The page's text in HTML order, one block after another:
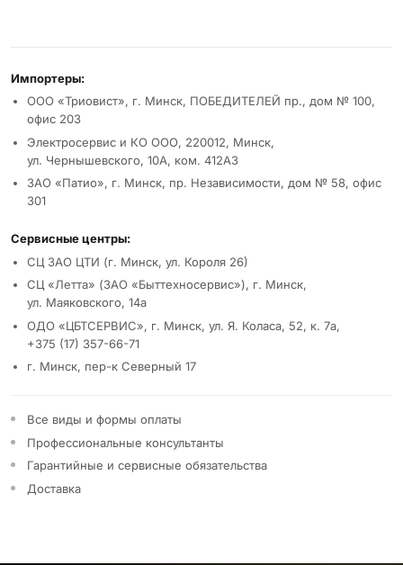
Реквизиты и условия
Импортеры:
ООО «Триовист», г. Минск, ПОБЕДИТЕЛЕЙ пр., дом № 100,
офис 203
Электросервис и КО ООО, 220012, Минск,
ул. Чернышевского, 10А, ком. 412А3
ЗАО «Патио», г. Минск, пр. Независимости, дом № 58, офис
301
Сервисные центры:
СЦ ЗАО ЦТИ (г. Минск, ул. Короля 26)
СЦ «Летта» (ЗАО «Быттехносервис»), г. Минск,
ул. Маяковского, 14а
ОДО «ЦБТСЕРВИС», г. Минск, ул. Я. Коласа, 52, к. 7а,
+375 (17) 357-66-71
г. Минск, пер-к Северный 17
Все виды и формы оплаты
Профессиональные консультанты
Гарантийные и сервисные обязательства
Доставка